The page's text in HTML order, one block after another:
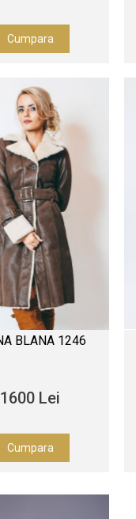
Cumpara
BLANA 1246
1600 Lei
Cumpara